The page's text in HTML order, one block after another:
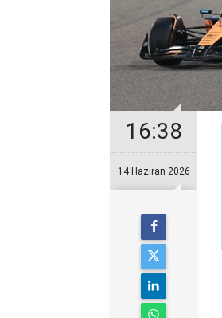
16:38
14 Haziran 2026